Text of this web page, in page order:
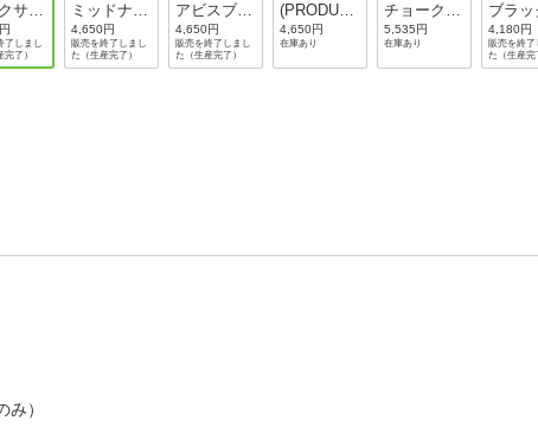
サン
了しまし
完了）
ミッドナイ
ト
4,650円
販売を終了しまし
た（生産完了）
アビスブル
ー
4,650円
販売を終了しまし
た（生産完了）
(PRODUCT
)RED
4,650円
在庫あり
チョークピ
ンク
5,535円
在庫あり
ブラッ
4,180円
販売を終了
た（生産完
）